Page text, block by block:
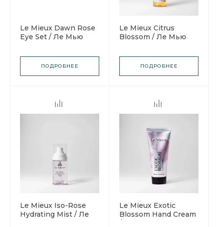
Le Mieux Dawn Rose
Eye Set / Ле Мью
Расцвет красоты
ПОДРОБНЕЕ
Le Mieux Citrus
Blossom / Ле Мью
для рук "Цветок
цитруса"ПОДРОБНЕЕ
Le Mieux Iso-Rose
Hydrating Mist / Ле
Le Mieux Exotic
Blossom Hand Cream